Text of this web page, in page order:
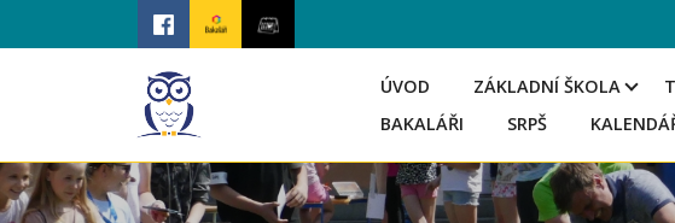
ÚVOD ZÁKLADNÍ ŠKOLA
BAKALÁŘI
SRPŠ